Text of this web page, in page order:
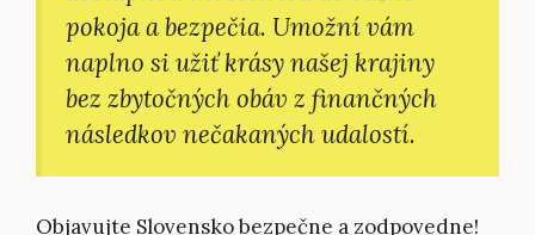
pokoja a bezpečia. Umožní vám
naplno si užiť krásy našej krajiny
bez zbytočných obáv z finančných
následkov nečakaných udalostí.
Objavujte Slovensko bezpečne a zodpovedne!